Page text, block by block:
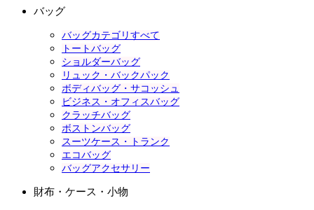
バッグ
バッグカテゴリすべて
トートバッグ
ショルダーバッグ
リュック・バックパック
ボディバッグ・サコッシュ
ビジネス・オフィスバッグ
クラッチバッグ
ボストンバッグ
スーツケース・トランク
エコバッグ
バッグアクセサリー
財布・ケース・小物